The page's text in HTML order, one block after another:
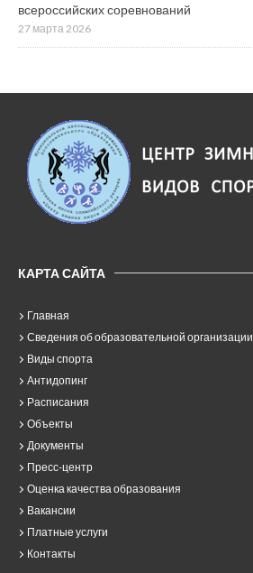
всероссийских соревнований
27 марта 2026
КАРТА САЙТА
Главная
Сведения об образовательной организации
Виды спорта
Антидопинг
Расписания
Объекты
Документы
Пресс-центр
Оценка качества образования
Вакансии
Платные услуги
Контакты